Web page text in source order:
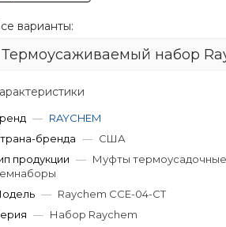
варианты:
— RAYCHEM
бренда — США
продукции — Муфты
— Raychem CCE-04-CT
— Набор Raychem